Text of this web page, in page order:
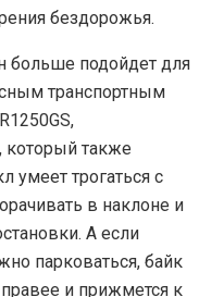
бездорожья.
больше подойдет для
транспортным
который также
умеет трогаться с
в наклоне и
А если
парковаться, байк
правее и прижмется к